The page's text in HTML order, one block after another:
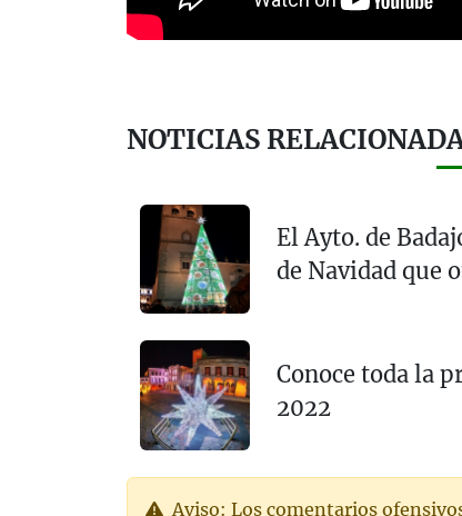
NOTICIAS
El Ayto. de
de Navidad que
Conoce toda la
2022
Aviso: Los comentarios